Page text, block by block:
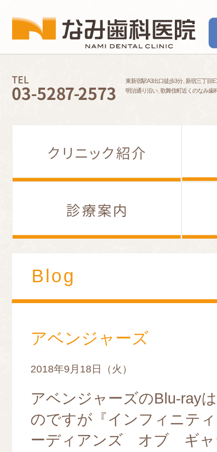
東新宿駅A3出口徒歩3分、 新宿三丁目
明治通り沿い、 歌舞伎町近くのなみ歯
Blog
アベンジャーズ
2018年9月18日（火）
アベンジャーズのBlu-ray
のですが『インフィニテ
ーディアンズ オブ ギャ